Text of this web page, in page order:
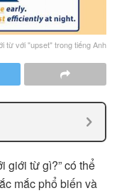
từ với "upset" trong tiếng Anh
giới từ gì?” có thể
mắc phổ biến và